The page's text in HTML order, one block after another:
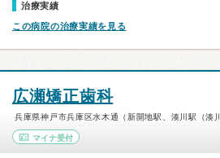
治療実績
この病院の治療実績を見る
広瀬矯正歯科
兵庫県神戸市兵庫区水木通（新開地駅、湊川駅（湊
マイナ受付